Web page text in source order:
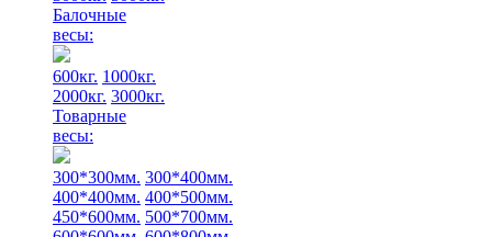
Балочные
весы:
600кг. 1000кг.
2000кг. 3000кг.
Товарные
весы:
300*300мм. 300*400мм.
400*400мм. 400*500мм.
450*600мм. 500*700мм.